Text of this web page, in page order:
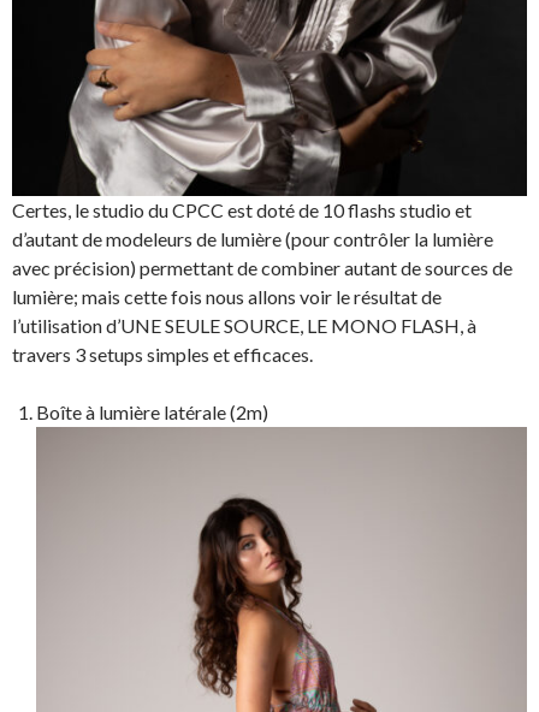
Certes, le studio du CPCC est doté de 10 flashs studio et
d’autant de modeleurs de lumière (pour contrôler la lumière
avec précision) permettant de combiner autant de sources de
lumière; mais cette fois nous allons voir le résultat de
l’utilisation d’UNE SEULE SOURCE, LE MONO FLASH, à
travers 3 setups simples et efficaces.
Boîte à lumière latérale (2m)